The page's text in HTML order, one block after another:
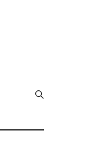
Type 2 or more